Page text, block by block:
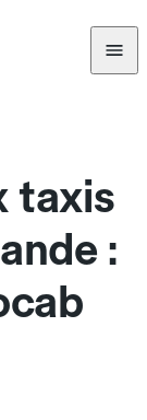
taxis
: